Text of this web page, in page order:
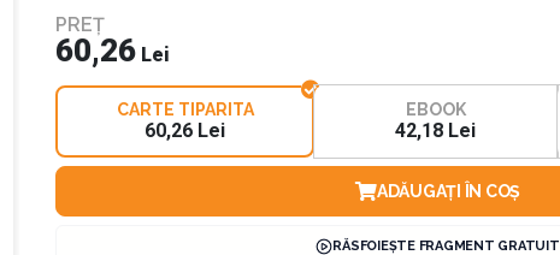
PREȚ
60,26 Lei
CARTE TIPARITA
60,26 Lei
EBOOK
42,18 Lei
ADĂUGAȚI ÎN COȘ
RĂSFOIEȘTE FRAGMENT GRATUIT